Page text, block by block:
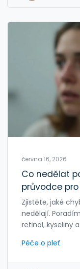
června 16, 2026
Co nedělat
průvodce
Zjistěte, jaké
nedělají.
retinol, kyseliny
Péče o pleť